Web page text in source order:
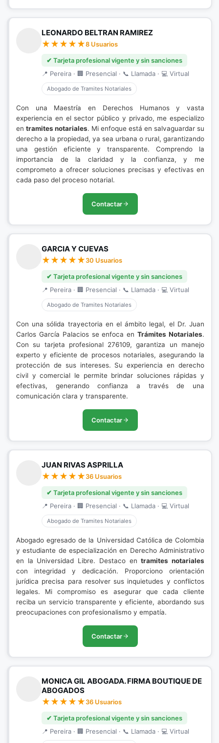
LEONARDO BELTRAN RAMIREZ
8 Usuarios
✔ Tarjeta profesional vigente y sin sanciones
📍 Pereira · 🏢 Presencial · 📞 Llamada · 💻 Virtual
Abogado de Tramites Notariales
Con una Maestría en Derechos Humanos y vasta
experiencia en el sector público y privado, me especializo
en tramites notariales. Mi enfoque está en salvaguardar su
derecho a la propiedad, ya sea urbana o rural, garantizando
una gestión eficiente y transparente. Comprendo la
importancia de la claridad y la confianza, y me
comprometo a ofrecer soluciones precisas y efectivas en
cada paso del proceso notarial.
Contactar
GARCIA Y CUEVAS
30 Usuarios
✔ Tarjeta profesional vigente y sin sanciones
📍 Pereira · 🏢 Presencial · 📞 Llamada · 💻 Virtual
Abogado de Tramites Notariales
Con una sólida trayectoria en el ámbito legal, el Dr. Juan
Carlos García Palacios se enfoca enTrámites Notariales.
Con su tarjeta profesional 276109, garantiza un manejo
experto y eficiente de procesos notariales, asegurando la
protección de sus intereses. Su experiencia en derecho
civil y comercial le permite brindar soluciones rápidas y
efectivas, generando confianza a través de una
comunicación clara y transparente.
Contactar
JUAN RIVAS ASPRILLA
36 Usuarios
✔ Tarjeta profesional vigente y sin sanciones
📍 Pereira · 🏢 Presencial · 📞 Llamada · 💻 Virtual
Abogado de Tramites Notariales
Abogado egresado de la Universidad Católica de Colombia
y estudiante de especialización en Derecho Administrativo
en la Universidad Libre. Destaco entramites notariales
con integridad y dedicación. Proporciono orientación
jurídica precisa para resolver sus inquietudes y conflictos
legales. Mi compromiso es asegurar que cada cliente
reciba un servicio transparente y eficiente, abordando sus
preocupaciones con profesionalismo y empatía.
Contactar
MONICA GIL ABOGADA. FIRMA BOUTIQUE DE
ABOGADOS
36 Usuarios
✔ Tarjeta profesional vigente y sin sanciones
📍 Pereira · 🏢 Presencial · 📞 Llamada · 💻 Virtual